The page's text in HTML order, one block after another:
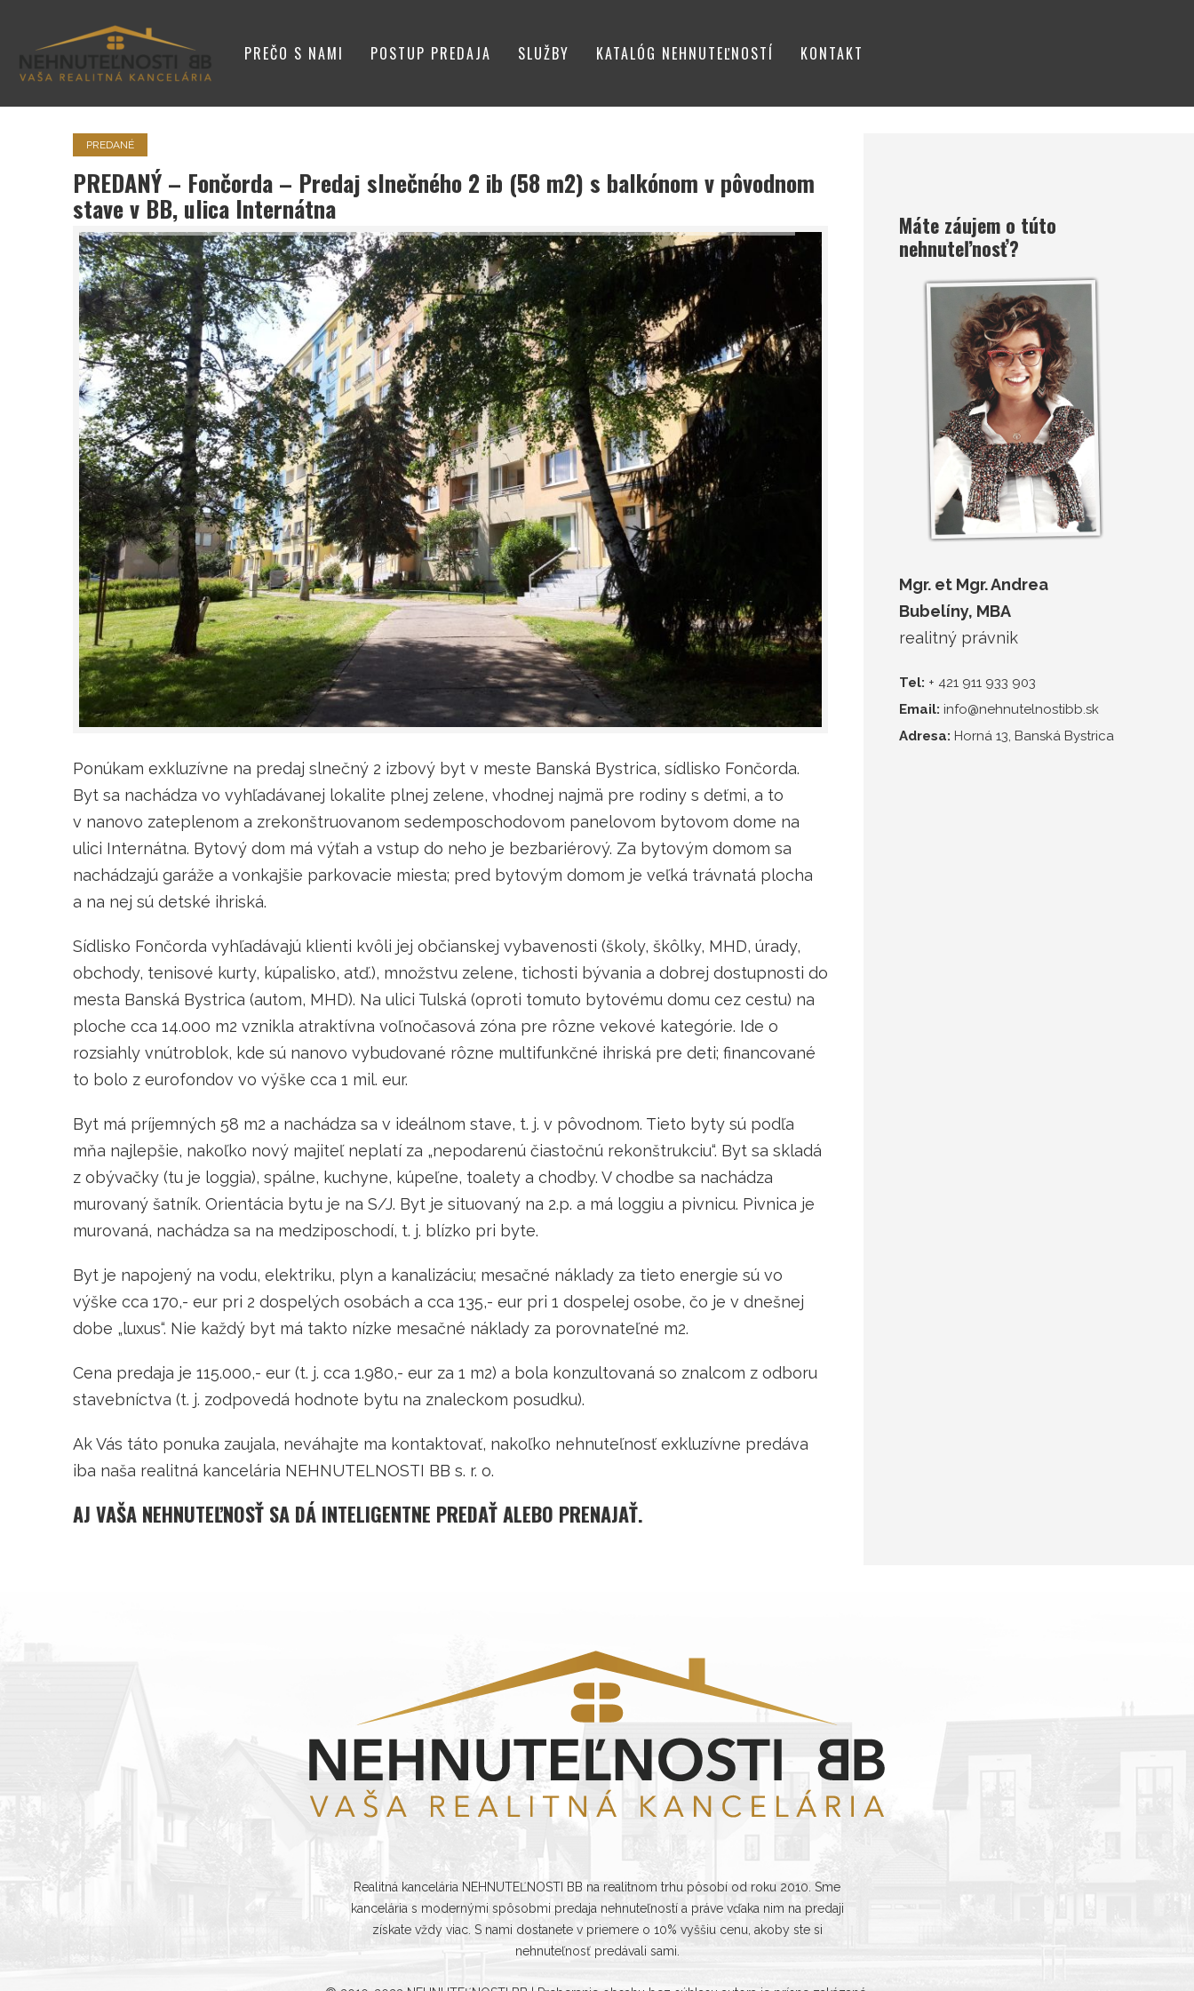
PREČO S NAMI POSTUP PREDAJA SLUŽBY KATALÓG NEHNUTEĽNOSTÍ KONTAKT
PREDANÉ
PREDANÝ – Fončorda – Predaj slnečného 2 ib (58 m2) s balkónom v pôvodnom
stave v BB, ulica Internátna
Ponúkam exkluzívne na predaj slnečný 2 izbový byt v meste Banská Bystrica, sídlisko Fončorda.
Byt sa nachádza vo vyhľadávanej lokalite plnej zelene, vhodnej najmä pre rodiny s deťmi, a to
v nanovo zateplenom a zrekonštruovanom sedemposchodovom panelovom bytovom dome na
ulici Internátna. Bytový dom má výťah a vstup do neho je bezbariérový. Za bytovým domom sa
nachádzajú garáže a vonkajšie parkovacie miesta; pred bytovým domom je veľká trávnatá plocha
a na nej sú detské ihriská.
Sídlisko Fončorda vyhľadávajú klienti kvôli jej občianskej vybavenosti (školy, škôlky, MHD, úrady,
obchody, tenisové kurty, kúpalisko, atď.), množstvu zelene, tichosti bývania a dobrej dostupnosti do
mesta Banská Bystrica (autom, MHD). Na ulici Tulská (oproti tomuto bytovému domu cez cestu) na
ploche cca 14.000 m2 vznikla atraktívna voľnočasová zóna pre rôzne vekové kategórie. Ide o
rozsiahly vnútroblok, kde sú nanovo vybudované rôzne multifunkčné ihriská pre deti; financované
to bolo z eurofondov vo výške cca 1 mil. eur.
Byt má príjemných 58 m2 a nachádza sa v ideálnom stave, t. j. v pôvodnom. Tieto byty sú podľa
mňa najlepšie, nakoľko nový majiteľ neplatí za „nepodarenú čiastočnú rekonštrukciu“. Byt sa skladá
z obývačky (tu je loggia), spálne, kuchyne, kúpeľne, toalety a chodby. V chodbe sa nachádza
murovaný šatník. Orientácia bytu je na S/J. Byt je situovaný na 2.p. a má loggiu a pivnicu. Pivnica je
murovaná, nachádza sa na medziposchodí, t. j. blízko pri byte.
Byt je napojený na vodu, elektriku, plyn a kanalizáciu; mesačné náklady za tieto energie sú vo
výške cca 170,- eur pri 2 dospelých osobách a cca 135,- eur pri 1 dospelej osobe, čo je v dnešnej
dobe „luxus“. Nie každý byt má takto nízke mesačné náklady za porovnateľné m2.
Cena predaja je 115.000,- eur (t. j. cca 1.980,- eur za 1 m2) a bola konzultovaná so znalcom z odboru
stavebníctva (t. j. zodpovedá hodnote bytu na znaleckom posudku).
Ak Vás táto ponuka zaujala, neváhajte ma kontaktovať, nakoľko nehnuteľnosť exkluzívne predáva
iba naša realitná kancelária NEHNUTELNOSTI BB s. r. o.
AJ VAŠA NEHNUTEĽNOSŤ SA DÁ INTELIGENTNE PREDAŤ ALEBO PRENAJAŤ.
Máte záujem o túto
nehnuteľnosť?
Mgr. et Mgr. Andrea
Bubelíny, MBA
realitný právnik
Tel: + 421 911 933 903
Email: info@nehnutelnostibb.sk
Adresa: Horná 13, Banská Bystrica
Realitná kancelária NEHNUTEĽNOSTI BB na realitnom trhu pôsobí od roku 2010. Sme
kancelária s modernými spôsobmi predaja nehnuteľností a práve vďaka nim na predaji
získate vždy viac. S nami dostanete v priemere o 10% vyššiu cenu, akoby ste si
nehnuteľnosť predávali sami.